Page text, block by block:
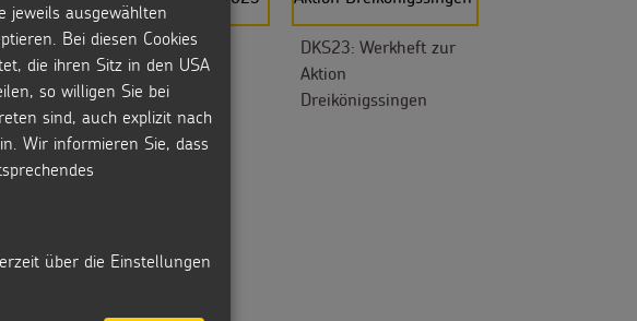
DVD: Der Film zur
Sternsingeraktion
2023
DKS23: Werkheft zur
Aktion
Dreikönigssingen
jeweils ausgewählten
Bei diesen Cookies
die ihren Sitz in den USA
so willigen Sie bei
sind, auch explizit nach
Wir informieren Sie, dass
über die Einstellungen